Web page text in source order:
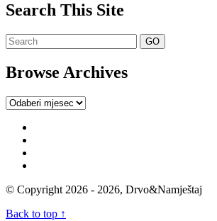
Search This Site
Browse Archives
Browse
© Copyright 2026 - 2026, Drvo&Namještaj
Back to top ↑